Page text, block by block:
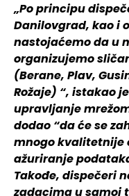
„Po principu
Danilovgrad, kao i
nastojaćemo da u
organizujemo
(Berane, Plav,
Rožaje) “, istakao je
upravljanje
dodao “da će se
mnogo kvalitetnije
ažuriranje
Takođe, dispečeri
zadacima u samoj